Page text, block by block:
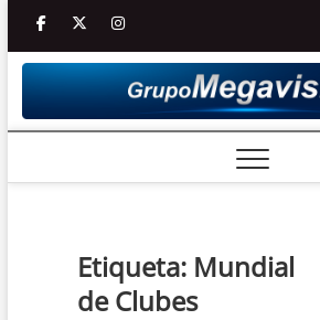
Saltar
contenido
facebooktwitter
Youtube
instagram
Etiqueta: Mundial
de Clubes